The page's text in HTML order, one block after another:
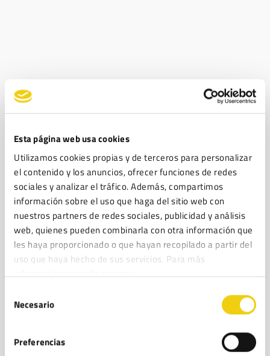
Esta página web usa cookies
Utilizamos cookies propias y de terceros para personalizar
el contenido y los anuncios, ofrecer funciones de redes
sociales y analizar el tráfico. Además, compartimos
información sobre el uso que haga del sitio web con
nuestros partners de redes sociales, publicidad y análisis
web, quienes pueden combinarla con otra información que
les haya proporcionado o que hayan recopilado a partir del
uso que haya hecho de sus servicios. Para más
información consulte nuestraPolítica de cookies.
Necesario
Preferencias